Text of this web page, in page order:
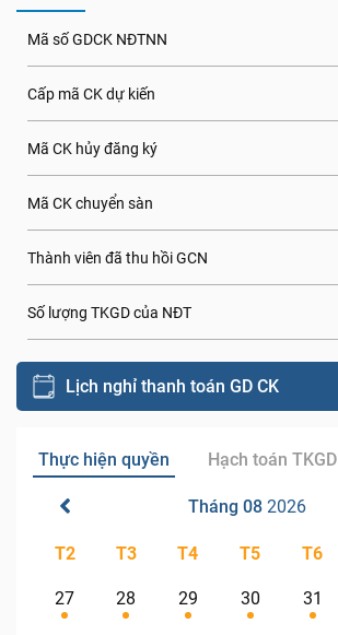
Mã số GDCK NĐTNN
Cấp mã CK dự kiến
Mã CK hủy đăng ký
Mã CK chuyển sàn
Thành viên đã thu hồi GCN
Số lượng TKGD của NĐT
Lịch nghỉ thanh toán GD CK
Thực hiện quyền Hạch toán TKGD
Tháng 08 2026
T2 T3 T4 T5 T6
27 28 29 30 31